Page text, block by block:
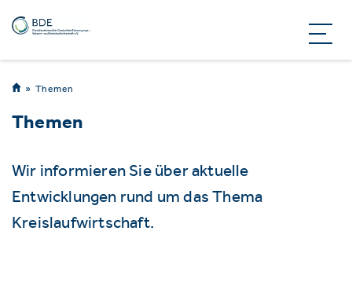
Themen
Themen
Wir informieren Sie über aktuelle
Entwicklungen rund um das Thema
Kreislaufwirtschaft.